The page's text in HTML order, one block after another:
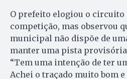
O prefeito elogiou o circuito
competição, mas observou
municipal não dispõe de
manter uma pista
“Tem uma intenção de ter
Achei o traçado muito bom e